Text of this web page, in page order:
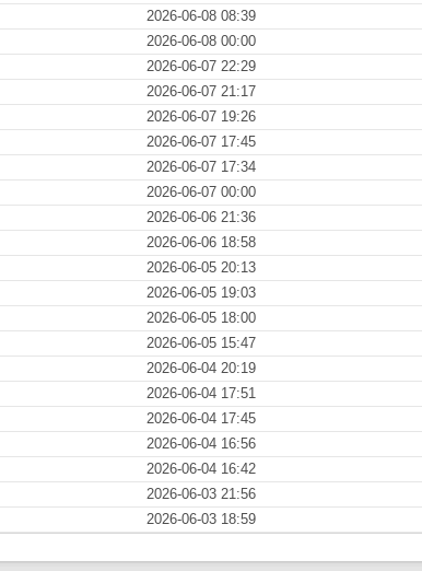
2026-06-08 08:39
2026-06-08 00:00
2026-06-07 22:29
2026-06-07 21:17
2026-06-07 19:26
2026-06-07 17:45
2026-06-07 17:34
2026-06-07 00:00
2026-06-06 21:36
2026-06-06 18:58
2026-06-05 20:13
2026-06-05 19:03
2026-06-05 18:00
2026-06-05 15:47
2026-06-04 20:19
2026-06-04 17:51
2026-06-04 17:45
2026-06-04 16:56
2026-06-04 16:42
2026-06-03 21:56
2026-06-03 18:59